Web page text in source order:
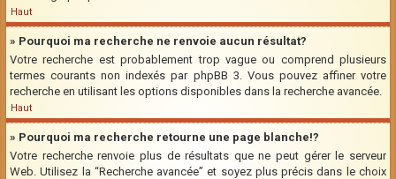
Haut
» Pourquoi ma recherche ne renvoie aucun résultat?
Votre recherche est probablement trop vague ou comprend plusieurs
termes courants non indexés par phpBB 3. Vous pouvez affiner votre
recherche en utilisant les options disponibles dans la recherche avancée.
Haut
» Pourquoi ma recherche retourne une page blanche!?
Votre recherche renvoie plus de résultats que ne peut gérer le serveur
Web. Utilisez la “Recherche avancée” et soyez plus précis dans le choix